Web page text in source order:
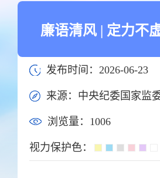
廉语清风 | 定力不
发布时间：2026-06-23
来源：中央纪委国家监
浏览量： 1006
视力保护色：